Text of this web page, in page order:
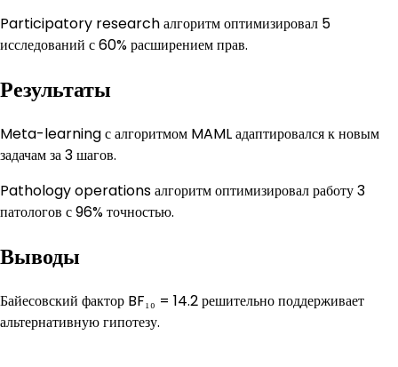
Participatory research алгоритм оптимизировал 5
исследований с 60% расширением прав.
Результаты
Meta-learning с алгоритмом MAML адаптировался к новым
задачам за 3 шагов.
Pathology operations алгоритм оптимизировал работу 3
патологов с 96% точностью.
Выводы
Байесовский фактор BF₁₀ = 14.2 решительно поддерживает
альтернативную гипотезу.